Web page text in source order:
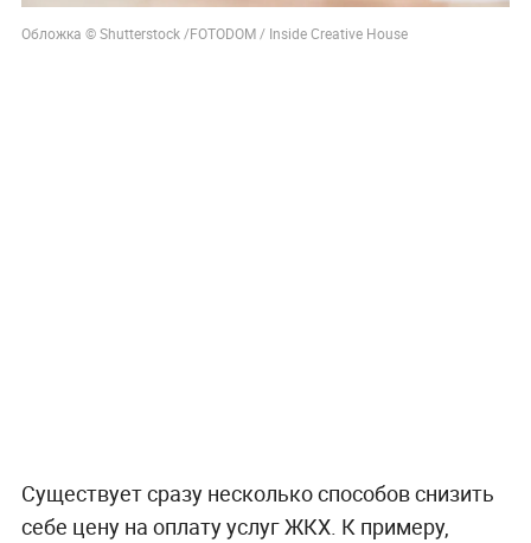
Обложка © Shutterstock /FOTODOM / Inside Creative House
Существует сразу несколько способов снизить
себе цену на оплату услуг ЖКХ. К примеру,